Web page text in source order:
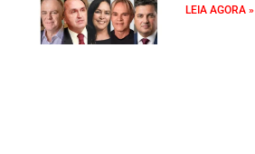
LEIA AGORA »